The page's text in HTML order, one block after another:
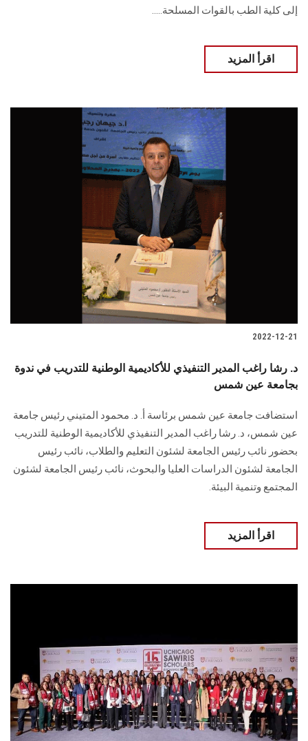
إلى كلية الطب بالقوات المسلحة.....
اقرأ المزيد
2022-12-21
د. رشا راغب المدير التنفيذي للأكاديمية الوطنية للتدريب في ندوة
بجامعة عين شمس
استضافت جامعة عين شمس برئاسة أ. د. محمود المتيني رئيس جامعة
عين شمس، د. رشا راغب المدير التنفيذي للأكاديمية الوطنية للتدريب
بحضور نائب رئيس الجامعة لشئون التعليم والطلاب، نائب رئيس
الجامعة لشئون الدراسات العليا والبحوث، نائب رئيس الجامعة لشئون
المجتمع وتنمية البيئة.
اقرأ المزيد